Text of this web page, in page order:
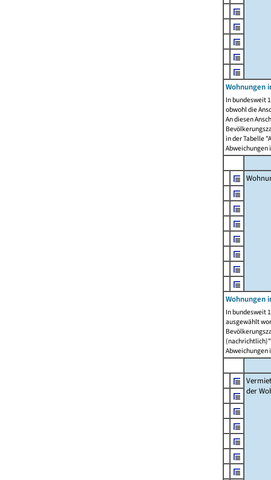
Wohnungen
In bundesweit
obwohl die
An diesen
in der Tabelle
Abweichungen
Wohnungen
In bundesweit
ausgewählt
Abweichungen
der